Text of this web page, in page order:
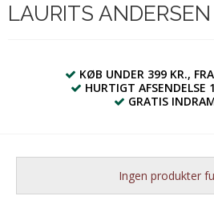
LAURITS
KØB UNDER 399 KR.,
HURTIGT AFSENDELSE
GRATIS
Ingen produkter